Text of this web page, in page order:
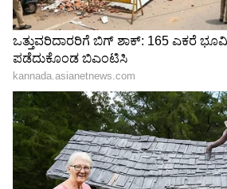
5
Image Credit :AI Generated Image